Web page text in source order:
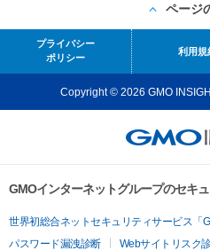
ページ
プライバシー
ポリシー
利用規
Copyright © 2026 GMO
GMOインターネットグループのセキ
世界初総合ネットセキュリティサービス「
パスワード漏洩診断
Webサイトリスク